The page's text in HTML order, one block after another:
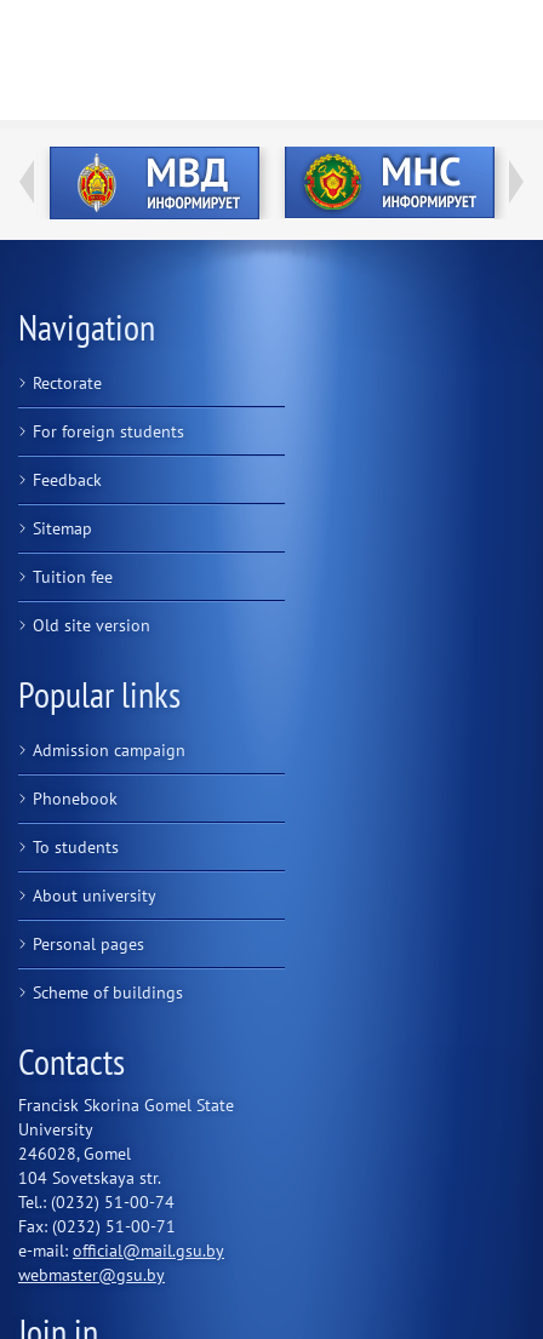
Navigation
Rectorate
For foreign students
Feedback
Sitemap
Tuition fee
Old site version
Popular links
Admission campaign
Phonebook
To students
About university
Personal pages
Scheme of buildings
Contacts
Francisk Skorina Gomel State
University
246028, Gomel
104 Sovetskaya str.
Tel.: (0232) 51-00-74
Fax: (0232) 51-00-71
e-mail: official@mail.gsu.by
webmaster@gsu.by